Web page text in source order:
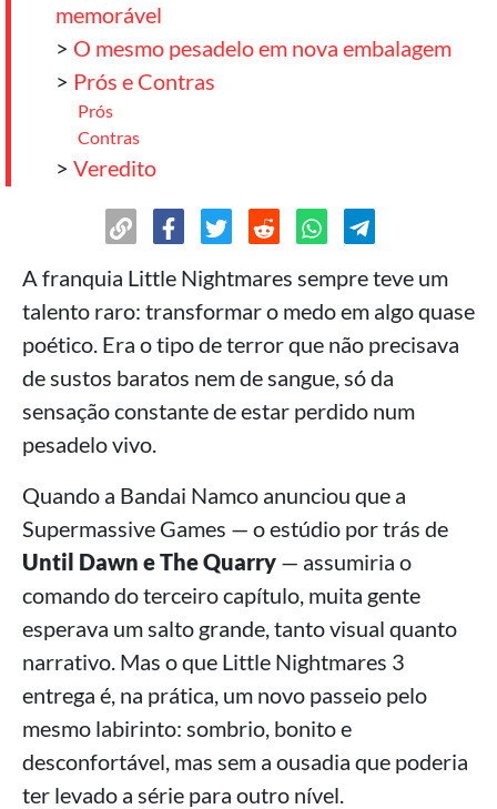
memorável
> O mesmo pesadelo em nova embalagem
> Prós e Contras
Prós
Contras
> Veredito
A franquia Little Nightmares sempre teve um
talento raro: transformar o medo em algo quase
poético. Era o tipo de terror que não precisava
de sustos baratos nem de sangue, só da
sensação constante de estar perdido num
pesadelo vivo.
Quando a Bandai Namco anunciou que a
Supermassive Games — o estúdio por trás de
Until Dawn e The Quarry — assumiria o
comando do terceiro capítulo, muita gente
esperava um salto grande, tanto visual quanto
narrativo. Mas o que Little Nightmares 3
entrega é, na prática, um novo passeio pelo
mesmo labirinto: sombrio, bonito e
desconfortável, mas sem a ousadia que poderia
ter levado a série para outro nível.